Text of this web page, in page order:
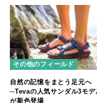
その他のフィールド
自然の記憶をまとう足元へ
─Tevaの人気サンダル3モデ
が新色登場